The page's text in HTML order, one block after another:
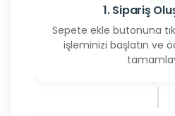
1. Sipariş
Sepete ekle butonuna
işleminizi başlatın ve